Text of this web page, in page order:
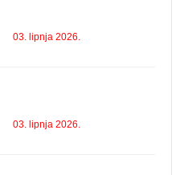
03. lipnja 2026.
03. lipnja 2026.